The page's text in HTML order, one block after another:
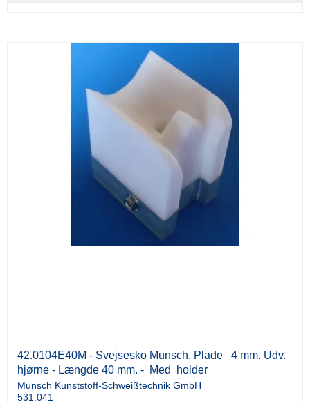
42.0104E40M - Svejsesko Munsch, Plade 4 mm. Udv.
hjørne - Længde 40 mm. - Med holder
Munsch Kunststoff-Schweißtechnik GmbH
531.041